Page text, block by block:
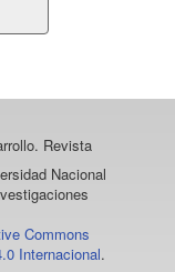
Revista
Nacional
Commons
Internacional.